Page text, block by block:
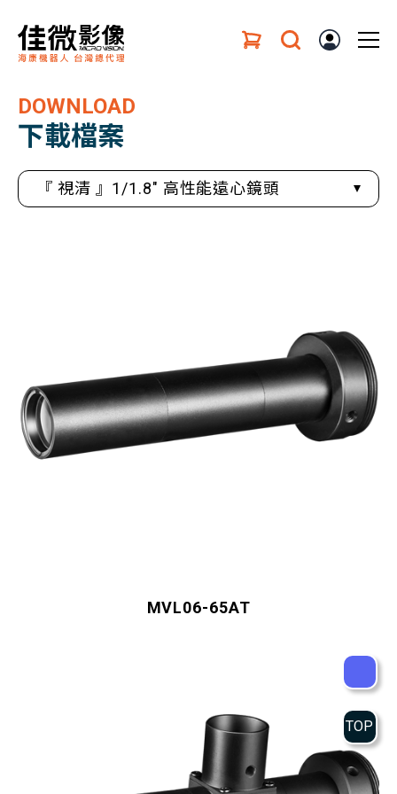
DOWNLOAD
下載檔案
『 視清 』1/1.8" 高性能遠心鏡頭
MVL06-65AT
TOP